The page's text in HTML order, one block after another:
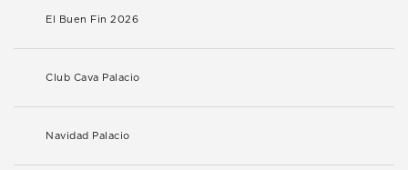
El Buen Fin 2026
Club Cava Palacio
Navidad Palacio